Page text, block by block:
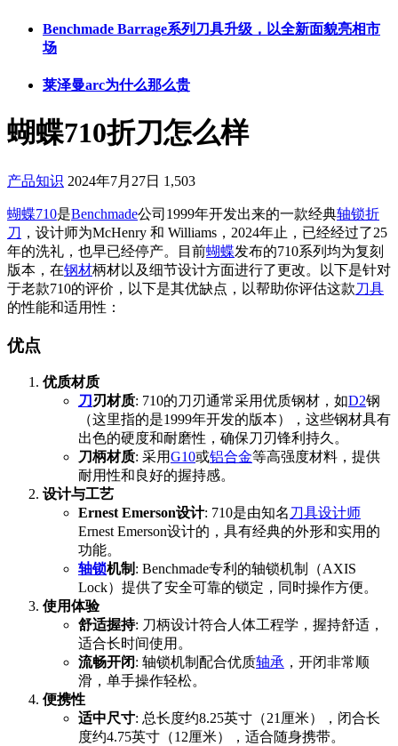
Benchmade Barrage系列刀具升级，以全新面貌亮相市
场
莱泽曼arc为什么那么贵
蝴蝶710折刀怎么样
产品知识 2024年7月27日 1,503
蝴蝶710是Benchmade公司1999年开发出来的一款经典轴锁折
刀 ，设计师为McHenry 和 Williams，2024年止，已经经过了25
年的洗礼，也早已经停产。目前蝴蝶发布的710系列均为复刻
版本，在钢材柄材以及细节设计方面进行了更改。以下是针对
于老款710的评价，以下是其优缺点，以帮助你评估这款刀具
的性能和适用性：
优点
优质材质
刀 刃材质: 710的刀刃通常采用优质钢材，如D2钢
（这里指的是1999年开发的版本），这些钢材具有
出色的硬度和耐磨性，确保刀刃锋利持久。
刀柄材质: 采用G10或铝合金等高强度材料，提供
耐用性和良好的握持感。
设计与工艺
Ernest Emerson设计: 710是由知名 刀具设计师
Ernest Emerson设计的，具有经典的外形和实用的
功能。
轴锁机制 : Benchmade专利的轴锁机制（AXIS
Lock）提供了安全可靠的锁定，同时操作方便。
使用体验
舒适握持: 刀柄设计符合人体工程学，握持舒适，
适合长时间使用。
流畅开闭: 轴锁机制配合优质轴承 ，开闭非常顺
滑，单手操作轻松。
便携性
适中尺寸: 总长度约8.25英寸（21厘米），闭合长
度约4.75英寸（12厘米），适合随身携带。